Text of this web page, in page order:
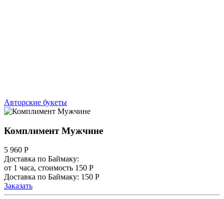
Авторские букеты
Комплимент Мужчине
5 960 Р
Доставка по Баймаку:
от 1 часа, стоимость 150 Р
Доставка по Баймаку: 150 Р
Заказать